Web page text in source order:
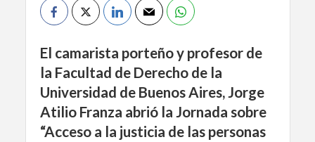
El camarista porteño y profesor de
la Facultad de Derecho de la
Universidad de Buenos Aires, Jorge
Atilio Franza abrió la Jornada sobre
“Acceso a la justicia de las personas